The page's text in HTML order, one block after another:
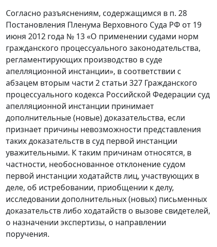
Согласно разъяснениям, содержащимся в п. 28
Постановления Пленума Верховного Суда РФ от 19
июня 2012 года № 13 «О применении судами норм
гражданского процессуального законодательства,
регламентирующих производство в суде
апелляционной инстанции», в соответствии с
абзацем вторым части 2 статьи 327 Гражданского
процессуального кодекса Российской Федерации суд
апелляционной инстанции принимает
дополнительные (новые) доказательства, если
признает причины невозможности представления
таких доказательств в суд первой инстанции
уважительными. К таким причинам относятся, в
частности, необоснованное отклонение судом
первой инстанции ходатайств лиц, участвующих в
деле, об истребовании, приобщении к делу,
исследовании дополнительных (новых) письменных
доказательств либо ходатайств о вызове свидетелей,
о назначении экспертизы, о направлении
поручения.